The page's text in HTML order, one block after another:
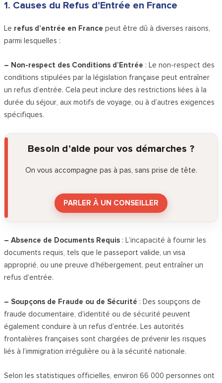
1. Causes du Refus d’Entrée en France
Le refus d’entrée en France peut être dû à diverses raisons,
parmi lesquelles :
– Non-respect des Conditions d’Entrée : Le non-respect des
conditions stipulées par la législation française peut entraîner
un refus d’entrée. Cela peut inclure des restrictions liées à la
durée du séjour, aux motifs de voyage, ou à d’autres exigences
spécifiques.
Besoin d’aide pour vos démarches ?
On vous accompagne pas à pas, sans prise de tête.
PARLER À UN CONSEILLER
– Absence de Documents Requis : L’incapacité à fournir les
documents requis, tels que le passeport valide, un visa
approprié, ou une preuve d’hébergement, peut entraîner un
refus d’entrée.
– Soupçons de Fraude ou de Sécurité : Des soupçons de
fraude documentaire, d’identité ou de sécurité peuvent
également conduire à un refus d’entrée. Les autorités
frontalières françaises sont chargées de prévenir les risques
liés à l’immigration irrégulière ou à la sécurité nationale.
Selon les statistiques officielles, environ 66 000 personnes ont